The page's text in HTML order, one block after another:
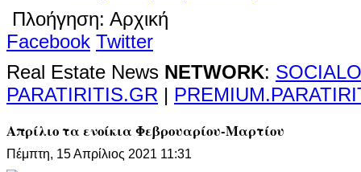
Πλοήγηση: Αρχική
Facebook Twitter
Real Estate News NETWORK:
PARATIRITIS.GR |
Απρίλιο τα ενοίκια Φεβρουαρίου-Μαρτίου
Πέμπτη, 15 Απρίλιος 2021 11:31